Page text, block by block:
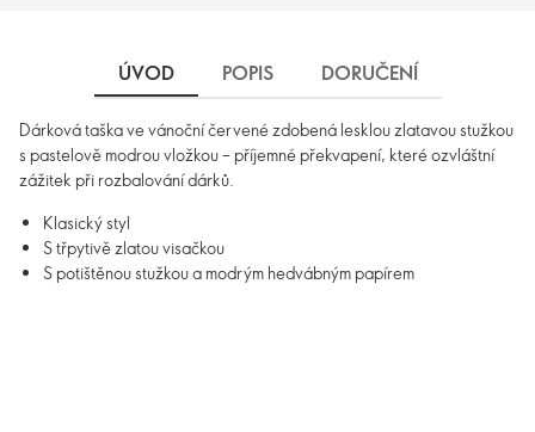
ÚVOD POPIS DORUČENÍ
Dárková taška ve vánoční červené zdobená lesklou zlatavou stužkou
s pastelově modrou vložkou – příjemné překvapení, které ozvláštní
zážitek při rozbalování dárků.
Klasický styl
S třpytivě zlatou visačkou
S potištěnou stužkou a modrým hedvábným papírem